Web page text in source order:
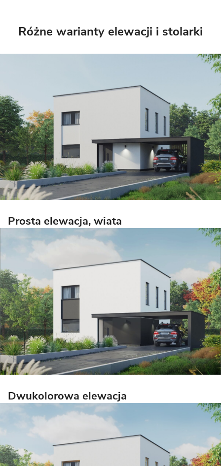
Różne warianty elewacji i stolarki
Prosta elewacja, wiata
Dwukolorowa elewacja